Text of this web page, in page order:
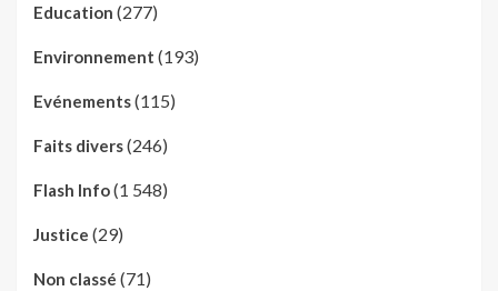
Education (277)
Environnement (193)
Evénements(115)
Faits divers(246)
Flash Info(1 548)
Justice (29)
Non classé (71)